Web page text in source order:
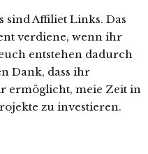
Affiliet Links. Das
verdiene, wenn ihr
entstehen dadurch
Dank, dass ihr
ermöglicht, meie Zeit in
zu investieren.